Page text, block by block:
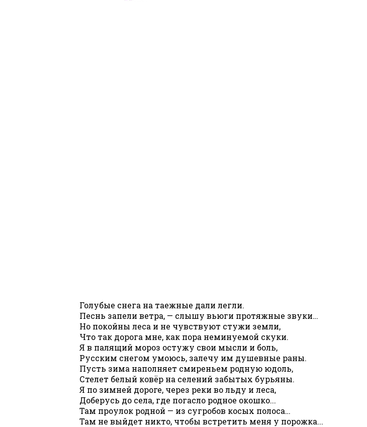
Голубые снега на таежные дали легли.
Песнь запели ветра, — слышу вьюги протяжные звуки…
Но покойны леса и не чувствуют стужи земли,
Что так дорога мне, как пора неминуемой скуки.
Я в палящий мороз остужу свои мысли и боль,
Русским снегом умоюсь, залечу им душевные раны.
Пусть зима наполняет смиреньем родную юдоль,
Стелет белый ковёр на селений забытых бурьяны.
Я по зимней дороге, через реки во льду и леса,
Доберусь до села, где погасло родное окошко...
Там проулок родной — из сугробов косых полоса…
Там не выйдет никто, чтобы встретить меня у порожка...